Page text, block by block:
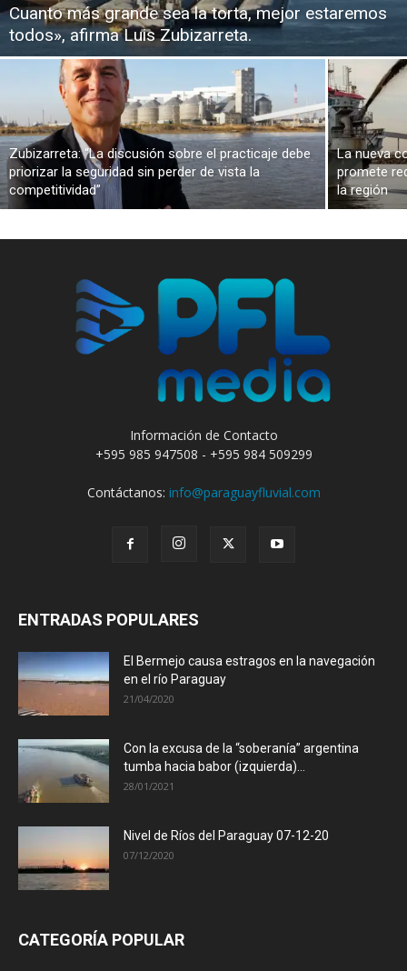
Cuanto más grande sea la torta, mejor estaremos
todos», afirma Luis Zubizarreta.
Zubizarreta: “La discusión sobre el practicaje debe
priorizar la seguridad sin perder de vista la
competitividad”
La nueva
promete
la región
Información de Contacto
+595 985 947508 - +595 984 509299
Contáctanos: info@paraguayfluvial.com
ENTRADAS POPULARES
El Bermejo causa estragos en la navegación
en el río Paraguay
21/04/2020
Con la excusa de la “soberanía” argentina
tumba hacia babor (izquierda)...
28/01/2021
Nivel de Ríos del Paraguay 07-12-20
07/12/2020
CATEGORÍA POPULAR